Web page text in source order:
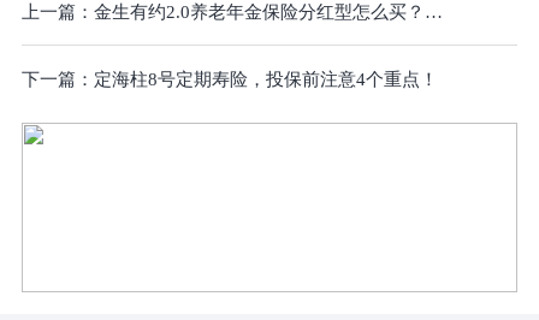
上一篇： 金生有约2.0养老年金保险分红型怎么买？在哪买？官方投保入口在这咨询！
下一篇： 定海柱8号定期寿险，投保前注意4个重点！